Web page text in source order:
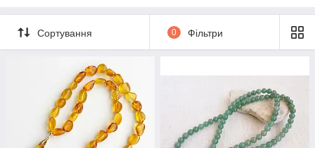
вашим персональним оберегом.
Приймаємо індивідуальні замовлення з урахуванням ваших
побажань.
Перейти до вибору
Сортування 0 Фільтри